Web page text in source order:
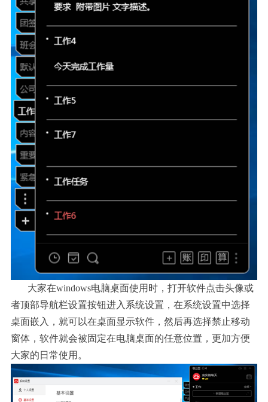
大家在windows电脑桌面使用时，打开软件点击头像或
者顶部导航栏设置按钮进入系统设置，在系统设置中选择
桌面嵌入，就可以在桌面显示软件，然后再选择禁止移动
窗体，软件就会被固定在电脑桌面的任意位置，更加方便
大家的日常使用。